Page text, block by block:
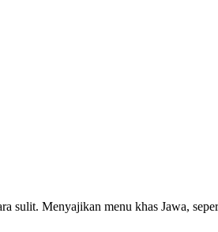
sulit. Menyajikan menu khas Jawa,